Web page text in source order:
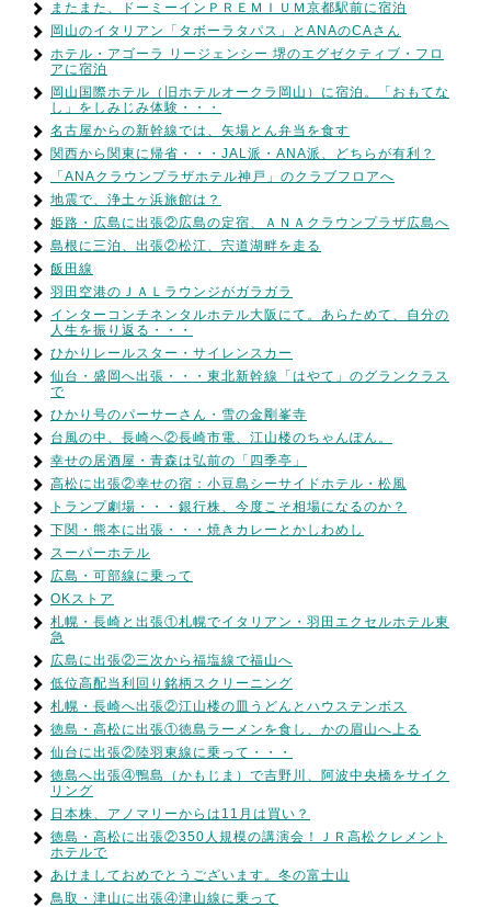
またまた、ドーミーインＰＲＥＭＩＵＭ京都駅前に宿泊
岡山のイタリアン「タボーラタパス」とANAのCAさん
ホテル・アゴーラ リージェンシー 堺のエグゼクティブ・フロ
アに宿泊
岡山国際ホテル（旧ホテルオークラ岡山）に宿泊。「おもてな
し」をしみじみ体験・・・
名古屋からの新幹線では、矢場とん弁当を食す
関西から関東に帰省・・・JAL派・ANA派、どちらが有利？
「ANAクラウンプラザホテル神戸」のクラブフロアへ
地震で、浄土ヶ浜旅館は？
姫路・広島に出張②広島の定宿、ＡＮＡクラウンプラザ広島へ
島根に三泊、出張②松江、宍道湖畔を走る
飯田線
羽田空港のＪＡＬラウンジがガラガラ
インターコンチネンタルホテル大阪にて。あらためて、自分の
人生を振り返る・・・
ひかりレールスター・サイレンスカー
仙台・盛岡へ出張・・・東北新幹線「はやて」のグランクラス
で
ひかり号のパーサーさん・雪の金剛峯寺
台風の中、長崎へ②長崎市電、江山楼のちゃんぽん。
幸せの居酒屋・青森は弘前の「四季亭」
高松に出張②幸せの宿：小豆島シーサイドホテル・松風
トランプ劇場・・・銀行株、今度こそ相場になるのか？
下関・熊本に出張・・・焼きカレーとかしわめし
スーパーホテル
広島・可部線に乗って
OKストア
札幌・長崎と出張①札幌でイタリアン・羽田エクセルホテル東
急
広島に出張②三次から福塩線で福山へ
低位高配当利回り銘柄スクリーニング
札幌・長崎へ出張②江山楼の皿うどんとハウステンボス
徳島・高松に出張①徳島ラーメンを食し、かの眉山へ上る
仙台に出張②陸羽東線に乗って・・・
徳島へ出張④鴨島（かもじま）で吉野川、阿波中央橋をサイク
リング
日本株、アノマリーからは11月は買い？
徳島・高松に出張②350人規模の講演会！ＪＲ高松クレメント
ホテルで
あけましておめでとうございます。冬の富士山
鳥取・津山に出張④津山線に乗って